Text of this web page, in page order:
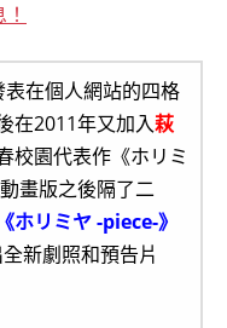
在個人網站的四格
在2011年又加入萩
校園代表作《ホリミ
畫版之後隔了二
ホリミヤ -piece-》
全新劇照和預告片